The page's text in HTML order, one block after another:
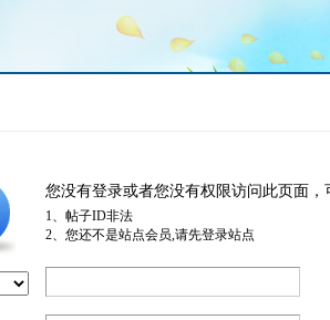
您没有登录或者您没有权限访问此页面
1、帖子ID非法
2、您还不是站点会员,请先登录站点